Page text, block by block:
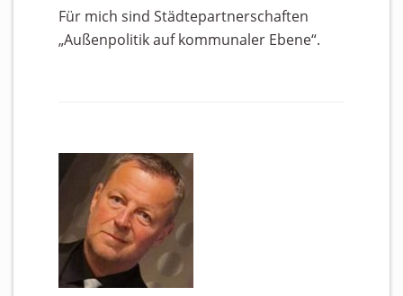
Für mich sind Städtepartnerschaften
„Außenpolitik auf kommunaler Ebene“.